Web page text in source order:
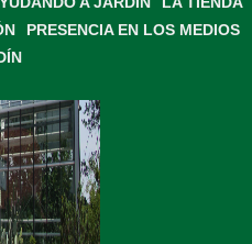
PRESENCIA EN LOS MEDIOS